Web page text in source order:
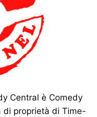
Central è Comedy
di proprietà di Time-